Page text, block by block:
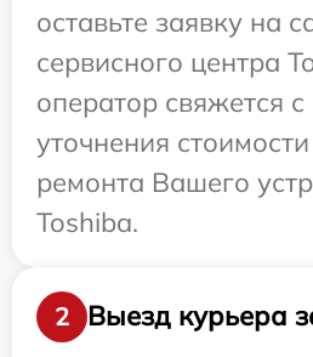
оставьте заявку на
сервисного центра
оператор свяжется
уточнения
ремонта Вашего
Toshiba.
2
Выезд курьера